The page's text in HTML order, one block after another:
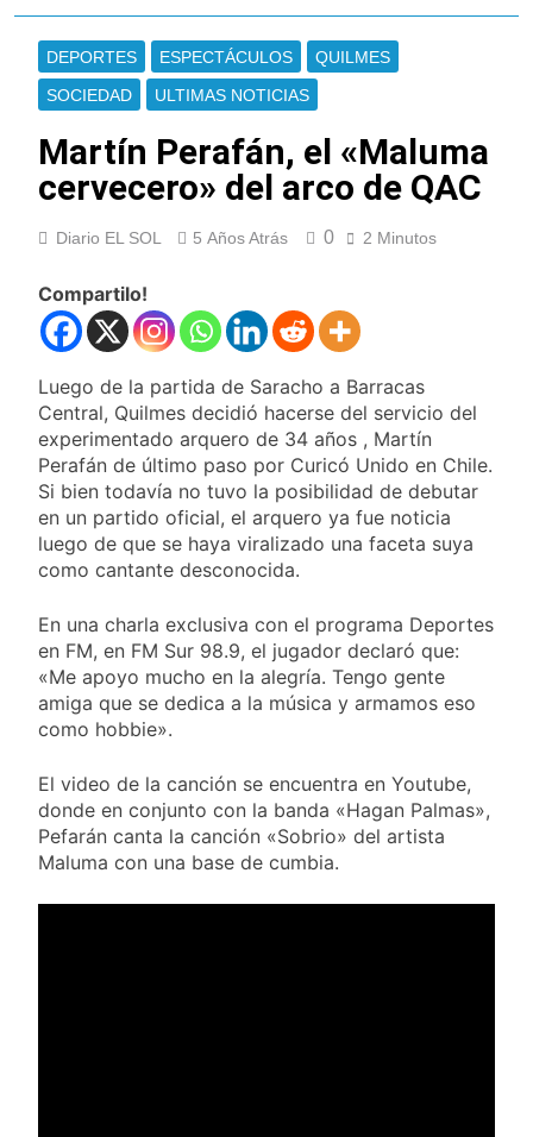
Secuestraron 11
vehículos durante un
operativo de tránsito
en Ezpeleta
13 Horas Atrás
El embajador
argentino en Brasil
llegó para reunirse
con Quirno
13 Horas Atrás
Quilmes lo dejó
escapar y empató 1 a
13 Horas Atrás
Las ventas
Quilmes: siete clubes
de barrio de la Liga
Femenina de fútbol
recibieron material
deportivo
16 Horas Atrás
Consejo Federal del
Trabajo: un nuevo
reclamo por el
respeto al
federalismo
17 Horas Atrás
Boca oficializó la
llegada de Enner
Valencia
18 Horas Atrás
Carlos Balor y
la celebración por
San Cayetano
20 Horas Atrás
La bronquiolitis es
una infección
respiratoria aguda en
los bebés
21 Horas Atrás
22 Horas Atrás
Quilmes recibe a
Almagro con la mira
puesta en el Reducido
23 Horas Atrás
también llega a los
DEPORTES ESPECTÁCULOS
QUILMES
SOCIEDAD
ULTIMAS NOTICIAS
Martín Perafán, el «Maluma
cervecero» del arco de QAC
Diario EL SOL 5 Años Atrás 0 2 Minutos
Compartilo!
Luego de la partida de Saracho a Barracas
Central, Quilmes decidió hacerse del servicio del
experimentado arquero de 34 años , Martín
Perafán de último paso por Curicó Unido en Chile.
Si bien todavía no tuvo la posibilidad de debutar
en un partido oficial, el arquero ya fue noticia
luego de que se haya viralizado una faceta suya
como cantante desconocida.
En una charla exclusiva con el programa Deportes
en FM, en FM Sur 98.9, el jugador declaró que:
«Me apoyo mucho en la alegría. Tengo gente
amiga que se dedica a la música y armamos eso
como hobbie».
El video de la canción se encuentra en Youtube,
donde en conjunto con la banda «Hagan Palmas»,
Pefarán canta la canción «Sobrio» del artista
Maluma con una base de cumbia.